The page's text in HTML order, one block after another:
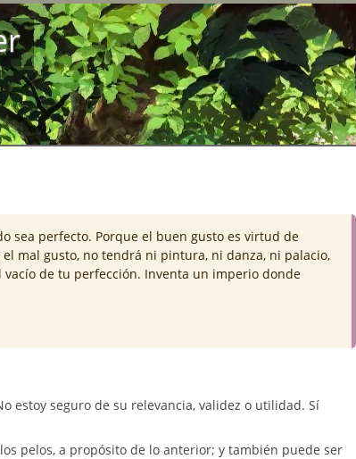
sea perfecto. Porque el buen gusto es virtud de
mal gusto, no tendrá ni pintura, ni danza, ni palacio,
de tu perfección. Inventa un imperio donde
estoy seguro de su relevancia, validez o utilidad. Sí
pelos, a propósito de lo anterior; y también puede ser